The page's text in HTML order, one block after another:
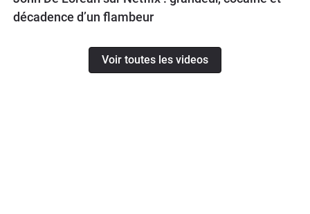
décadence d’un flambeur
Voir toutes les videos